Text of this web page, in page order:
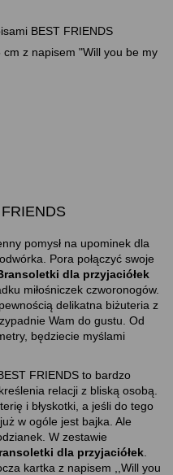
BEST FRIENDS
z napisem "Will you be my
pomysł na upominek dla
Pora połączyć swoje
dla przyjaciółek
miłośniczek czworonogów.
delikatna biżuteria z
Wam do gustu. Od
będziecie myślami
FRIENDS to bardzo
relacji z bliską osobą.
i błyskotki, a jeśli do tego
w ogóle jest bajka. Ale
W zestawie
dla przyjaciółek
kartka z napisem ,,Will you